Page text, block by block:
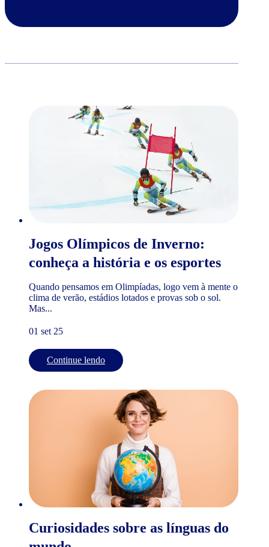
Jogos Olímpicos de Inverno:
conheça a história e os esportes
Quando pensamos em Olimpíadas, logo vem à mente o
clima de verão, estádios lotados e provas sob o sol.
Mas...
01 set 25
Continue lendo
Curiosidades sobre as línguas do